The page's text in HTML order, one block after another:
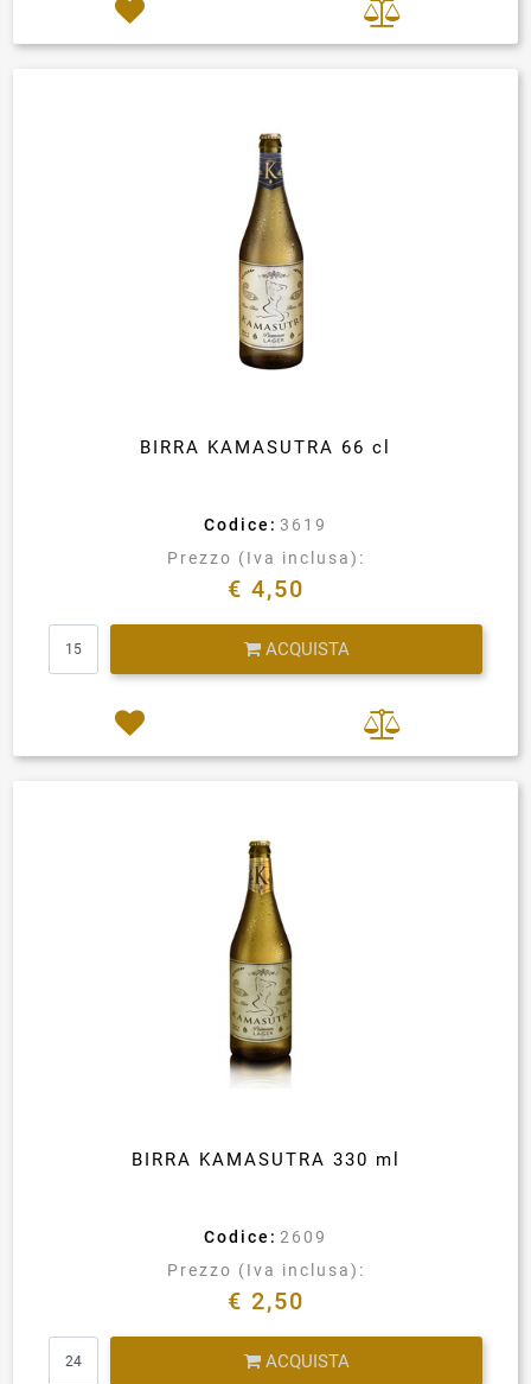
BIRRA KAMASUTRA 66 cl
Codice: 3619
Prezzo (Iva inclusa):
€ 4,50
ACQUISTA
BIRRA KAMASUTRA 330 ml
Codice: 2609
Prezzo (Iva inclusa):
€ 2,50
ACQUISTA